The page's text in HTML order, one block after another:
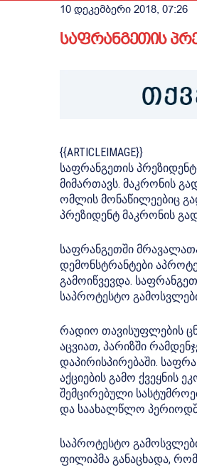
10 დეკემბერი 2018, 07:26
საფრანგეთის
{{ARTICLEIMAGE}}
საფრანგეთის
მიმართავს. მაკრონის
ომლის მონაწილეებიც
პრეზიდენტ მაკრონის
საფრანგეთში
დემონსტრანტები
გამოიწვევდა.
საპროტესტო
რადიო თავისუფლების
აცვიათ, პარიზში
დაპირისპირებაში.
აქციების გამო ქვეყნის
შემცირებული
და საახალწლო
საპროტესტო
ფილიპმა განაცხადა,